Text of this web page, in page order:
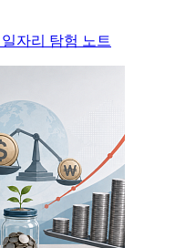
자리 탐험 노트